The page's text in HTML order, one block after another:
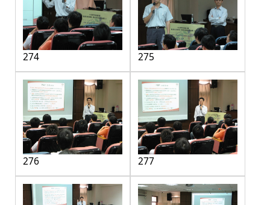
274 275
276 277